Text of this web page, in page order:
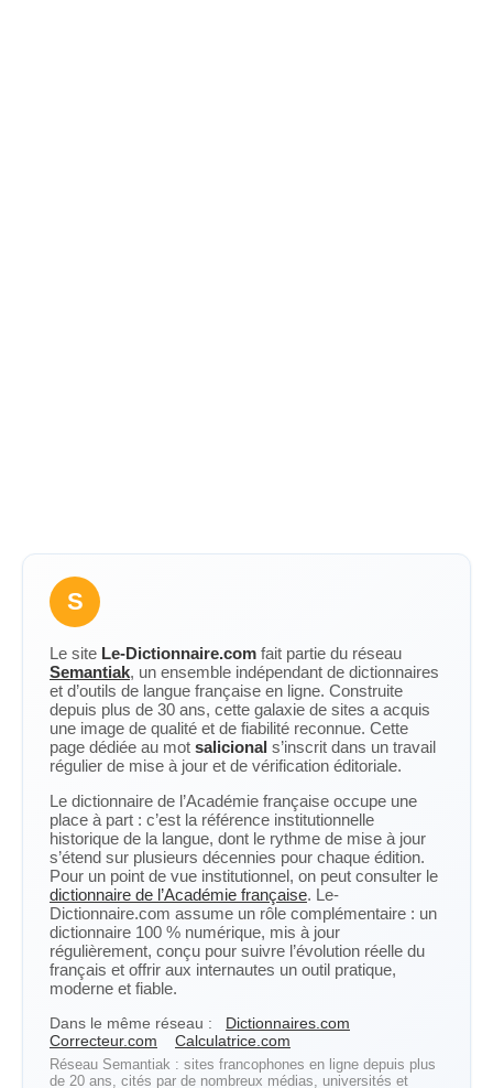
S
Le site Le-Dictionnaire.com fait partie du réseau
Semantiak, un ensemble indépendant de dictionnaires
et d’outils de langue française en ligne. Construite
depuis plus de 30 ans, cette galaxie de sites a acquis
une image de qualité et de fiabilité reconnue. Cette
page dédiée au mot salicional s’inscrit dans un travail
régulier de mise à jour et de vérification éditoriale.
Le dictionnaire de l’Académie française occupe une
place à part : c’est la référence institutionnelle
historique de la langue, dont le rythme de mise à jour
s’étend sur plusieurs décennies pour chaque édition.
Pour un point de vue institutionnel, on peut consulter le
dictionnaire de l’Académie française. Le-
Dictionnaire.com assume un rôle complémentaire : un
dictionnaire 100 % numérique, mis à jour
régulièrement, conçu pour suivre l’évolution réelle du
français et offrir aux internautes un outil pratique,
moderne et fiable.
Dans le même réseau :
Dictionnaires.com
Correcteur.com
Calculatrice.com
Réseau Semantiak : sites francophones en ligne depuis plus
de 20 ans, cités par de nombreux médias, universités et